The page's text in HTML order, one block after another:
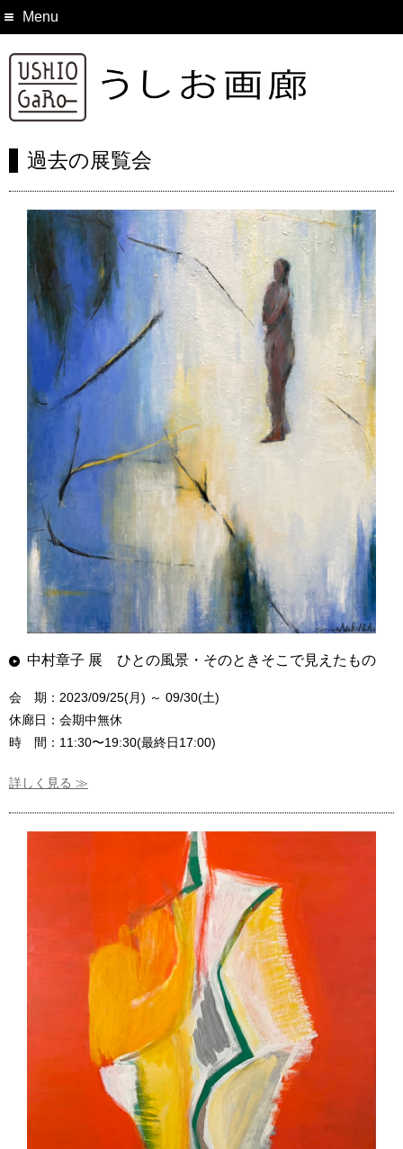
Menu
過去の展覧会
中村章子 展 ひとの風景・そのときそこで見えたもの
会 期：2023/09/25(月) ～ 09/30(土)
休廊日：会期中無休
時 間：11:30〜19:30(最終日17:00)
詳しく見る ≫